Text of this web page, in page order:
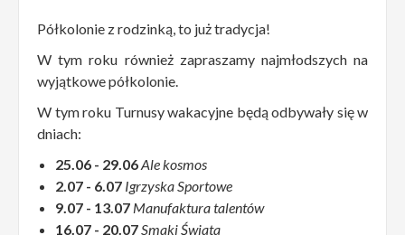
Półkolonie z rodzinką, to już tradycja!
W tym roku również zapraszamy najmłodszych na
wyjątkowe półkolonie.
W tym roku Turnusy wakacyjne będą odbywały się w
dniach:
25.06 - 29.06Ale kosmos
2.07 - 6.07 Igrzyska Sportowe
9.07 - 13.07 Manufaktura talentów
16.07 - 20.07Smaki Świata